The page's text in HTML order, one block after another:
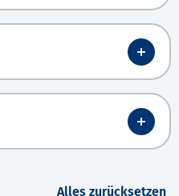
Alles zurücksetzen